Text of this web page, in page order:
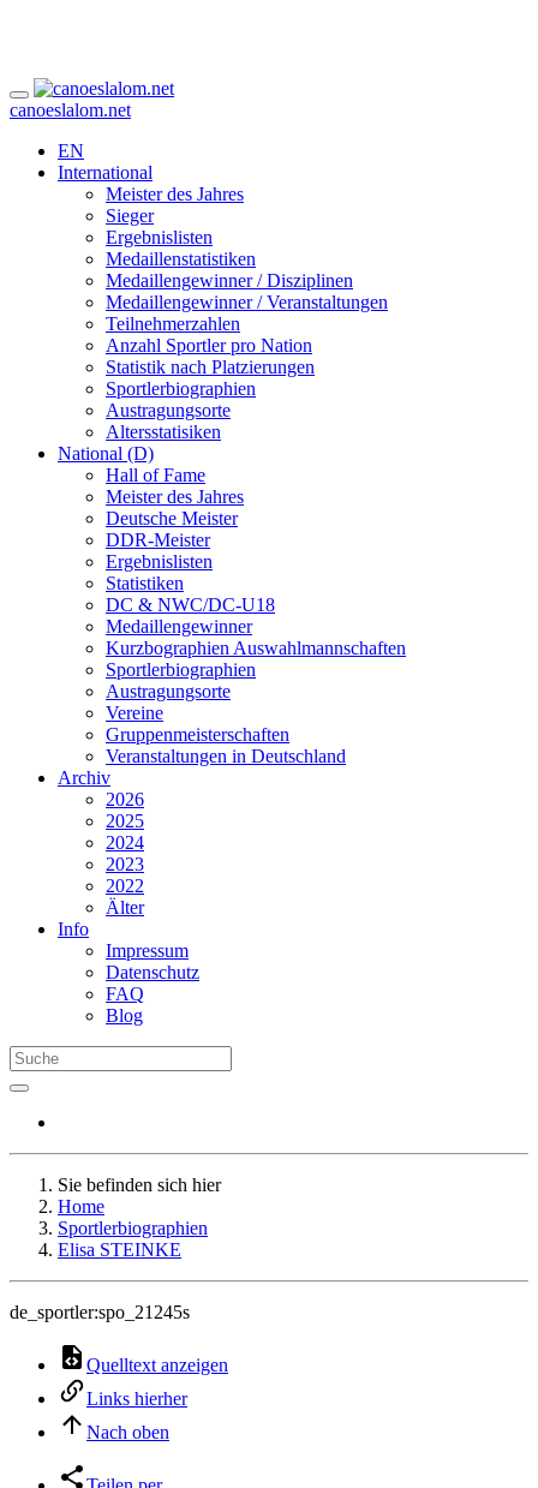
canoeslalom.net
EN
International
Meister des Jahres
Sieger
Ergebnislisten
Medaillenstatistiken
Medaillengewinner / Disziplinen
Medaillengewinner / Veranstaltungen
Teilnehmerzahlen
Anzahl Sportler pro Nation
Statistik nach Platzierungen
Sportlerbiographien
Austragungsorte
Altersstatisiken
National (D)
Hall of Fame
Meister des Jahres
Deutsche Meister
DDR-Meister
Ergebnislisten
Statistiken
DC & NWC/DC-U18
Medaillengewinner
Kurzbographien Auswahlmannschaften
Sportlerbiographien
Austragungsorte
Vereine
Gruppenmeisterschaften
Veranstaltungen in Deutschland
Archiv
2026
2025
2024
2023
2022
Älter
Info
Impressum
Datenschutz
FAQ
Blog
Sie befinden sich hier
Home
Sportlerbiographien
Elisa STEINKE
de_sportler:spo_21245s
Quelltext anzeigen
Links hierher
Nach oben